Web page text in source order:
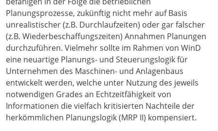
Planungsprozesse, zukünftig nicht mehr auf Basis
unrealistischer (z.B. Durchlaufzeiten) oder gar falscher
(z.B. Wiederbeschaffungszeiten) Annahmen Planungen
durchzuführen. Vielmehr sollte im Rahmen von WinD
eine neuartige Planungs- und Steuerungslogik für
Unternehmen des Maschinen- und Anlagenbaus
entwickelt werden, welche unter Nutzung des jeweils
notwendigen Grades an Echtzeitfähigkeit von
Informationen die vielfach kritisierten Nachteile der
herkömmlichen Planungslogik (MRP II) kompensiert.